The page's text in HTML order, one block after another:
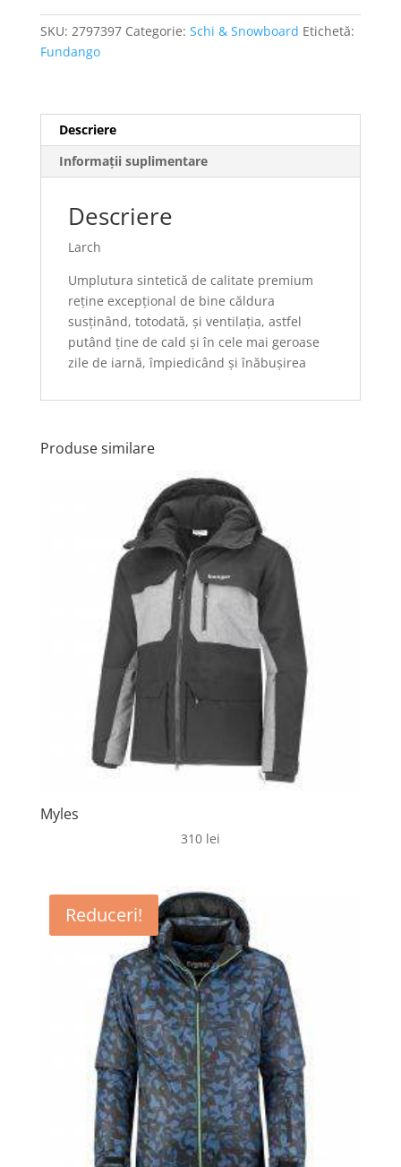
SKU: 2797397 Categorie: Schi & Snowboard Etichetă:
Fundango
Descriere
Informații suplimentare
Descriere
Larch
Umplutura sintetică de calitate premium
reține excepțional de bine căldura
susținând, totodată, și ventilația, astfel
putând ține de cald și în cele mai geroase
zile de iarnă, împiedicând și înăbușirea
Produse similare
Myles
310 lei
Reduceri!